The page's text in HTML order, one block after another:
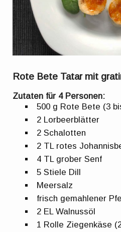
Rote Bete Tatar mit
Zutaten für 4 Personen:
500 g Rote Bete (3
2 Lorbeerblätter
2 Schalotten
2 TL rotes
4 TL grober Senf
5 Stiele Dill
Meersalz
frisch gemahlener
2 EL Walnussöl
1 Rolle Ziegenkäse